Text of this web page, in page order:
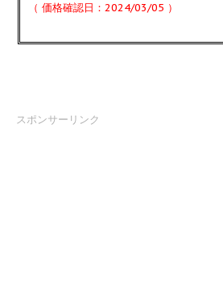
（ 価格確認日：2024/03/05 ）
スポンサーリンク